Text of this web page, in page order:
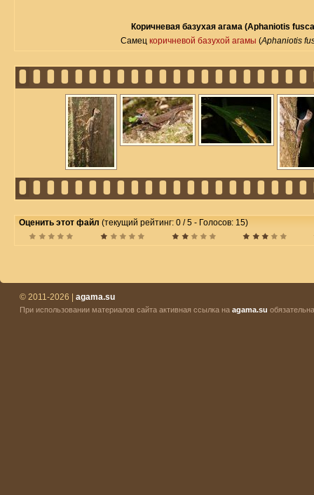
Коричневая базухая агама (Aphaniotis
Самецкоричневой базухой агамы (Aphaniotis
Оценить этот файл (текущий рейтинг: 0 / 5 - Голосов: 15)
© 2011-2026 | agama.su
При использовании материалов сайта активная ссылка на agama.su